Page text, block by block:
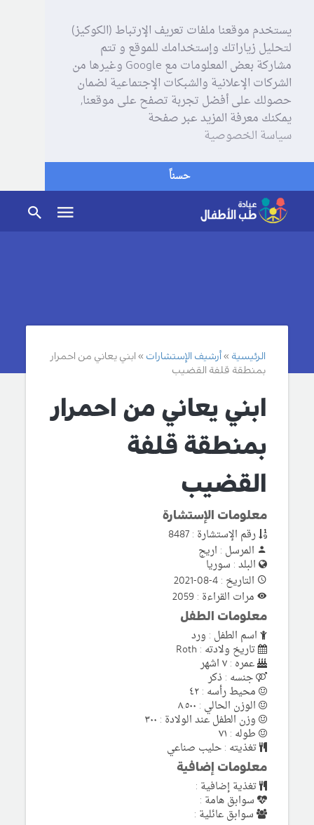
يستخدم موقعنا ملفات تعريف الإرتباط (الكوكيز)
لتحليل زياراتك وإستخدامك للموقع و تتم
مشاركة بعض المعلومات مع Google وغيرها من
الشركات الإعلانية والشبكات الإجتماعية لضمان
حصولك على أفضل تجربة تصفح على موقعنا,
يمكنك معرفة المزيد عبر صفحة
سياسة الخصوصية
حسناً
الرئيسية أرشيف الإستشارات
ابني يعاني من احمرار
بمنطقة قلفة القضيب
ابني يعاني من احمرار
بمنطقة قلفة
القضيب
معلومات الإستشارة
رقم الإستشارة : 8487
المرسل : اريج
البلد : سوريا
التاريخ : 4-08-2021
مرات القراءة : 2059
معلومات الطفل
اسم الطفل : ورد
تاريخ ولادته : Roth
عمره : ٧ اشهر
جنسه : ذكر
محيط رأسه : ٤٢
الوزن الحالي : ٨.٥٠٠
وزن الطفل عند الولادة : ٣٠٠
طوله : ٧١
تغذيته : حليب صناعي
معلومات إضافية
تغذية إضافية :
سوابق هامة :
سوابق عائلية :